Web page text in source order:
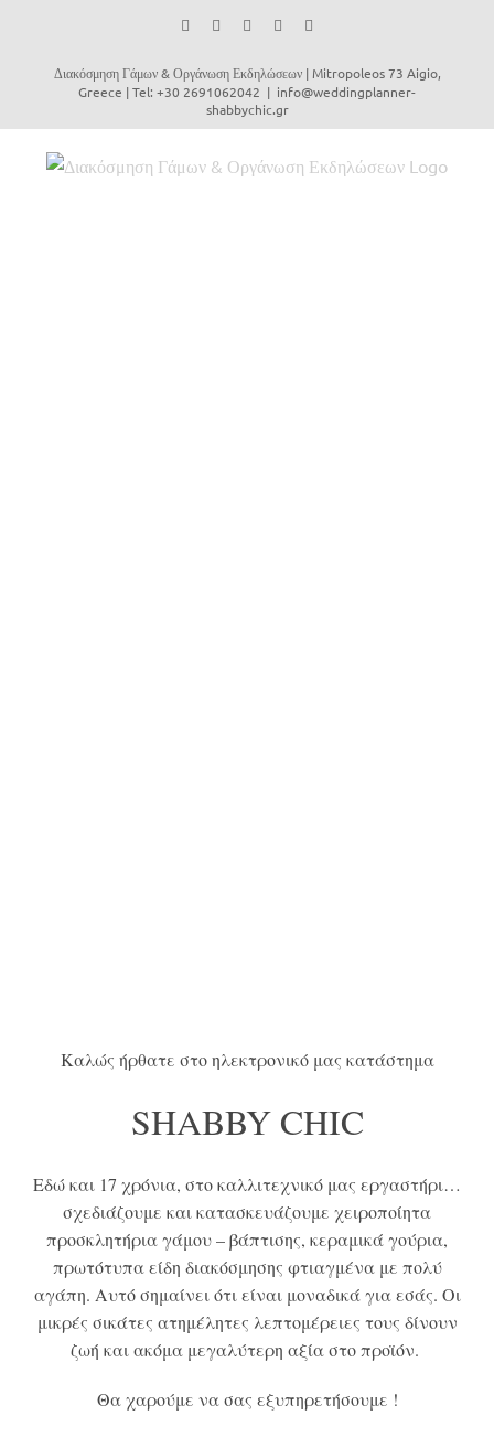
FacebookInstagramYouTube
Vimeo
Διακόσμηση Γάμων & Οργάνωση Εκδηλώσεων | Mitropoleos 73 Aigio,
Greece | Tel: +30 2691062042 | info@weddingplanner-
shabbychic.gr
Καλώς ήρθατε στο ηλεκτρονικό μας κατάστημα
SHABBY CHIC
Εδώ και 17 χρόνια, στο καλλιτεχνικό μας εργαστήρι…
σχεδιάζουμε και κατασκευάζουμε χειροποίητα
προσκλητήρια γάμου – βάπτισης, κεραμικά γούρια,
πρωτότυπα είδη διακόσμησης φτιαγμένα με πολύ
αγάπη. Αυτό σημαίνει ότι είναι μοναδικά για εσάς. Οι
μικρές σικάτες ατημέλητες λεπτομέρειες τους δίνουν
ζωή και ακόμα μεγαλύτερη αξία στο προϊόν.
Θα χαρούμε να σας εξυπηρετήσουμε !